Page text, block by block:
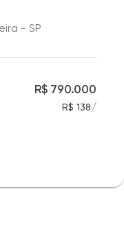
- SP
R$ 790.000
R$ 138/